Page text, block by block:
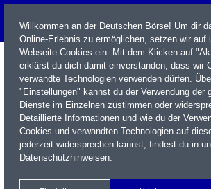
Name / WKN / ISIN / Kürzel
Willkommen an der Deutschen Börse! Um dir
Online-Erlebnis zu ermöglichen, setzen wir auf
Webseite Cookies ein. Mit dem Klicken auf
erklärst du dich damit einverstanden, dass wir
verwandte Technologien verwenden dürfen.
"Einstellungen" kannst du der Verwendung der
Dienste im Einzelnen zustimmen oder
Detaillierte Informationen und wie du der
Cookies und verwandten Technologien auf
jederzeit widersprechen kannst, findest du in
Datenschutzhinweisen.